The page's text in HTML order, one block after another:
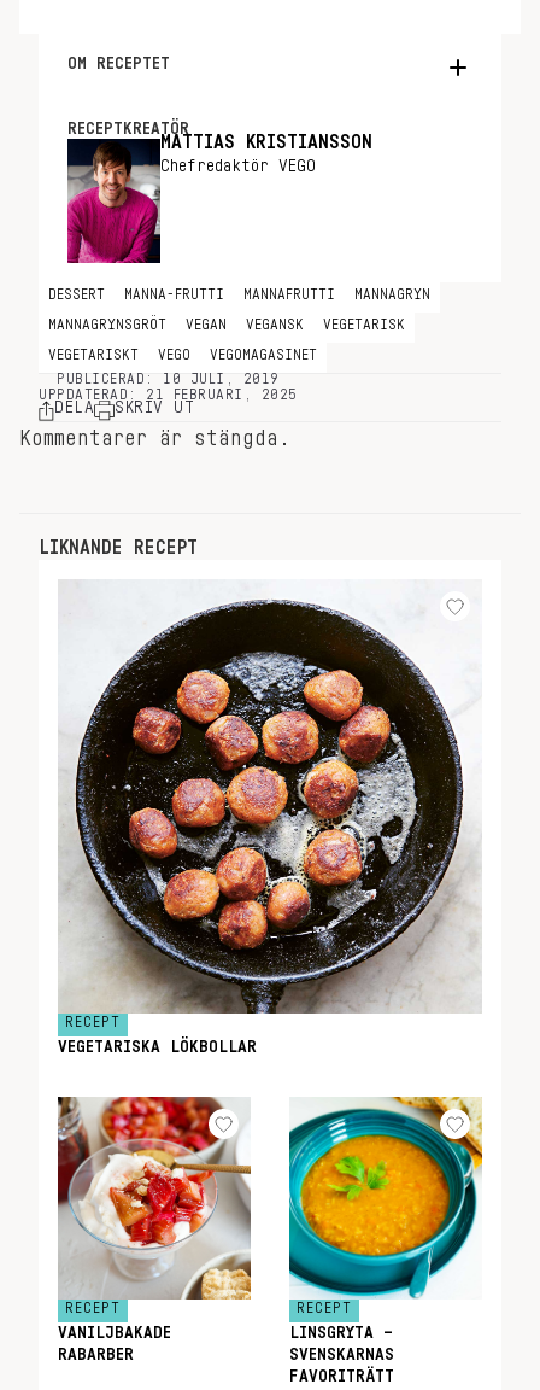
OM RECEPTET
lite. Det var inte som mannagrynsgröt, mer
som en pudding. Jag har drömt om det så länge
sen jag blev vegan, så jag bestämde mig för
att göra en egen. Jag är själv chockad över
hur bra den blev. Jag använder mig av
gelésocker för att få den dallriga
galet söt, men den serveras ju med en
jordgubbssylt som kompenserar väl för det.
Och ja, du skulle lätt kunna servera det här
som en dessert med lite vispad grädde. Du
skulle även kunna smaksätta den med t ex
mandelessens eller mandellikör.
RECEPTKREATÖR
MATTIAS KRISTIANSSON
Chefredaktör VEGO
DESSERT MANNA-FRUTTI MANNAFRUTTI MANNAGRYN
MANNAGRYNSGRÖT VEGAN VEGANSK VEGETARISK
VEGETARISKT VEGO
VEGOMAGASINET
PUBLICERAD: 10 JULI, 2019
UPPDATERAD: 21 FEBRUARI, 2025
DELA SKRIV UT
Kommentarer är stängda.
LIKNANDE RECEPT
RECEPT
VEGETARISKA LÖKBOLLAR
RECEPT
VANILJBAKADE
RABARBER
RECEPT
LINSGRYTA –
SVENSKARNAS
FAVORITRÄTT